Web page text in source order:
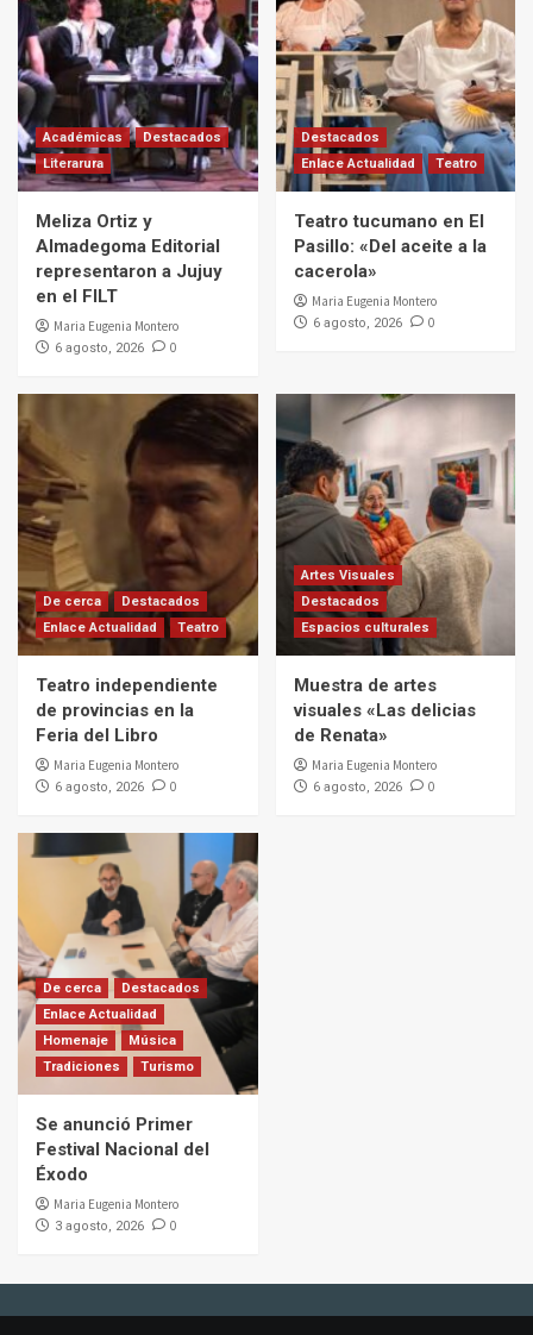
Académicas
Destacados
Literarura
Meliza Ortiz y
Almadegoma Editorial
representaron a Jujuy
en el FILT
Maria Eugenia Montero
6 agosto, 2026 0
Destacados
Enlace Actualidad
Teatro
Teatro tucumano en El
Pasillo: «Del aceite a la
cacerola»
Maria Eugenia Montero
6 agosto, 2026 0
De cerca
Destacados
Enlace Actualidad
Teatro
Teatro independiente
de provincias en la
Feria del Libro
Maria Eugenia Montero
6 agosto, 2026 0
Artes Visuales
Destacados
Espacios culturales
Muestra de artes
visuales «Las delicias
de Renata»
Maria Eugenia Montero
6 agosto, 2026 0
De cerca
Destacados
Enlace Actualidad
Homenaje
Música
Tradiciones
Turismo
Se anunció Primer
Festival Nacional del
Éxodo
Maria Eugenia Montero
3 agosto, 2026 0